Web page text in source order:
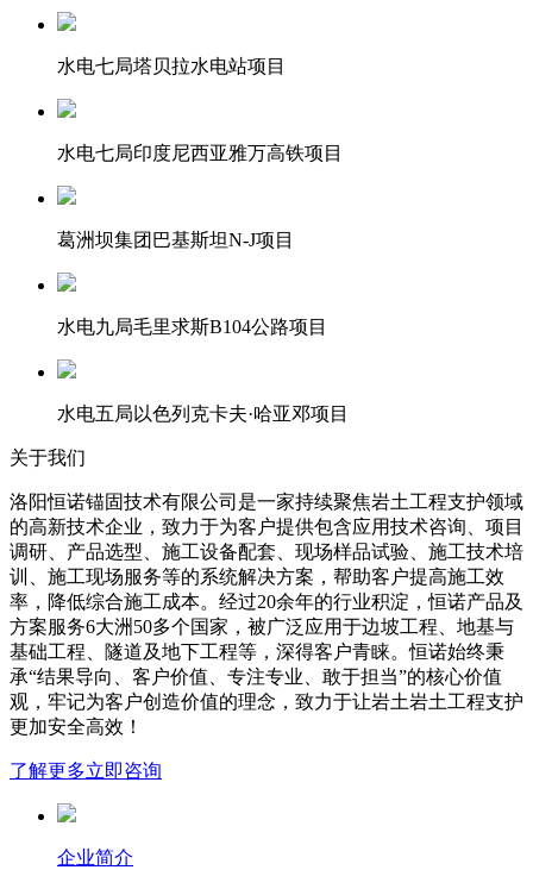
水电七局塔贝拉水电站项目
水电七局印度尼西亚雅万高铁项目
葛洲坝集团巴基斯坦N-J项目
水电九局毛里求斯B104公路项目
水电五局以色列克卡夫·哈亚邓项目
关于我们
洛阳恒诺锚固技术有限公司是一家持续聚焦岩土工程支护领域
的高新技术企业，致力于为客户提供包含应用技术咨询、项目
调研、产品选型、施工设备配套、现场样品试验、施工技术培
训、施工现场服务等的系统解决方案，帮助客户提高施工效
率，降低综合施工成本。经过20余年的行业积淀，恒诺产品及
方案服务6大洲50多个国家，被广泛应用于边坡工程、地基与
基础工程、隧道及地下工程等，深得客户青睐。恒诺始终秉
承“结果导向、客户价值、专注专业、敢于担当”的核心价值
观，牢记为客户创造价值的理念，致力于让岩土岩土工程支护
更加安全高效！
了解更多立即咨询
企业简介